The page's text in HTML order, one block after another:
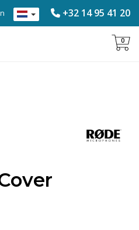
+32 14 95 41 20
0